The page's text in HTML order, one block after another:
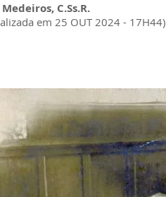
C.Ss.R.
em 25 OUT 2024 - 17H44)